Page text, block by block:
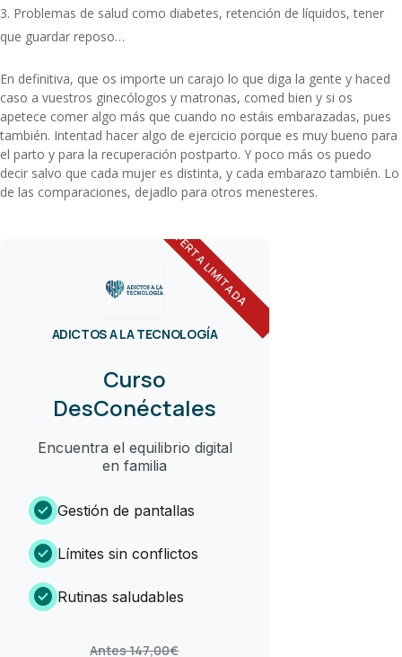
Problemas de salud como diabetes, retención de líquidos, tener
que guardar reposo…
En definitiva, que os importe un carajo lo que diga la gente y haced
caso a vuestros ginecólogos y matronas, comed bien y si os
apetece comer algo más que cuando no estáis embarazadas, pues
también. Intentad hacer algo de ejercicio porque es muy bueno para
el parto y para la recuperación postparto. Y poco más os puedo
decir salvo que cada mujer es distinta, y cada embarazo también. Lo
de las comparaciones, dejadlo para otros menesteres.
OFERTA LIMITADA
ADICTOS A LA TECNOLOGÍA
Curso
DesConéctales
Encuentra el equilibrio digital
en familia
check_circle Gestión de pantallas
check_circle Límites sin conflictos
check_circle Rutinas saludables
Antes 147,00€